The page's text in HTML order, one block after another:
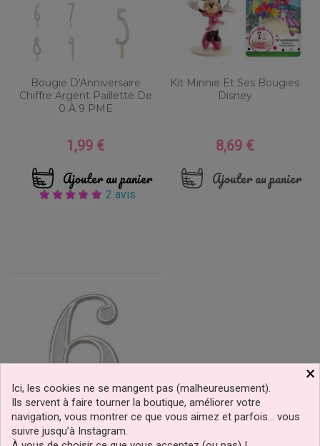
Bougie D'Anniversaire
Chiffre Argent Paillette De
0 À 9 PME
Prix
1,99 €
Ajouter au panier
2 avis
Kit Minnie Et Ses Bougies
Disney
Prix
8,69 €
Ajouter au panier
Chiffre Six Pour Support À
×
Ici, les cookies ne se mangent pas (malheureusement).
Ils servent à faire tourner la boutique, améliorer votre
navigation, vous montrer ce que vous aimez et parfois… vous
suivre jusqu’à Instagram.